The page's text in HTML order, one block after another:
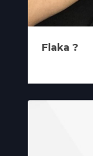
Flaka ?